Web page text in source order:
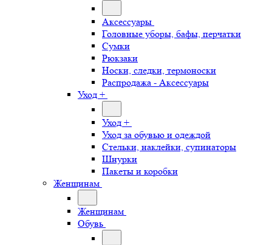
Аксессуары
Головные уборы, бафы, перчатки
Сумки
Рюкзаки
Носки, следки, термоноски
Распродажа - Аксессуары
Уход +
Уход +
Уход за обувью и одеждой
Стельки, наклейки, супинаторы
Шнурки
Пакеты и коробки
Женщинам
Женщинам
Обувь